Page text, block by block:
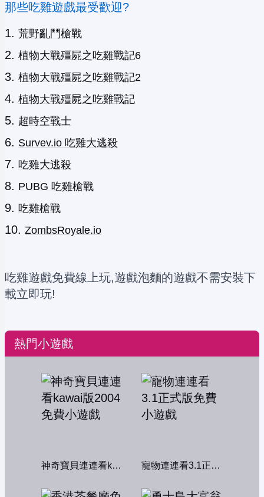
那些吃雞遊戲最受歡迎?
荒野亂鬥槍戰
植物大戰殭屍之吃雞戰記6
植物大戰殭屍之吃雞戰記2
植物大戰殭屍之吃雞戰記
超時空戰士
Survev.io 吃雞大逃殺
吃雞大逃殺
PUBG 吃雞槍戰
吃雞槍戰
ZombsRoyale.io
吃雞遊戲免費線上玩,遊戲泡麵的遊戲不需安裝下
載立即玩!
熱門小遊戲
神奇寶貝連連看kawai版2004 寵物連連看3.1正式版